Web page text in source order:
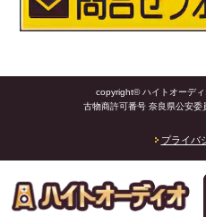
copyright© ハイトオーデ
古物商許可番号 奈良県公安
プライバ